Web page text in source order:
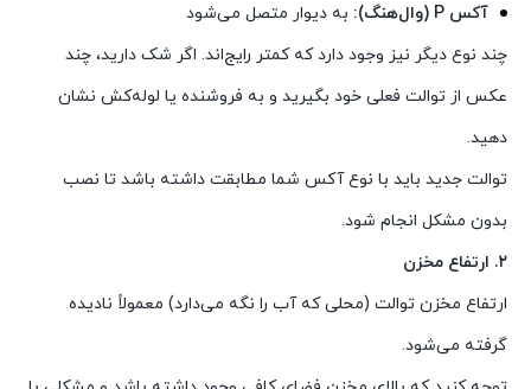
آکس P (وال‌هنگ):
به دیوار متصل می‌شود
چند نوع دیگر نیز وجود دارد که کمتر رایج‌اند. اگر شک دارید، چند
عکس از توالت فعلی خود بگیرید و به فروشنده یا لوله‌کش نشان
دهید.
توالت جدید باید با نوع آکس شما مطابقت داشته باشد تا نصب
بدون مشکل انجام شود.
۲. ارتفاع مخزن
ارتفاع مخزن توالت (محلی که آب را نگه می‌دارد) معمولاً نادیده
گرفته می‌شود.